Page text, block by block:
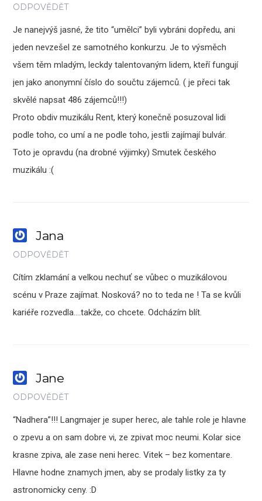
ODPOVĚDĚT
Je nanejvýš jasné, že tito “umělci” byli vybráni dopředu, ani
jeden nevzešel ze samotného konkurzu. Je to výsměch
všem těm mladým, leckdy talentovaným lidem, kteří fungují
jen jako anonymní číslo do součtu zájemců. ( je přeci tak
skvělé napsat 486 zájemců!!!)
Proto obdiv muzikálu Rent, který konečně posuzoval lidi
podle toho, co umí a ne podle toho, jestli zajímají bulvár.
Toto je opravdu (na drobné výjimky) Smutek českého
muzikálu :(
Jana
ODPOVĚDĚT
Cítím zklamání a velkou nechuť se vůbec o muzikálovou
scénu v Praze zajímat. Nosková? no to teda ne ! Ta se kvůli
kariéře rozvedla….takže, co chcete. Odcházím blít.
Jane
ODPOVĚDĚT
“Nadhera”!!! Langmajer je super herec, ale tahle role je hlavne
o zpevu a on sam dobre vi, ze zpivat moc neumi. Kolar sice
krasne zpiva, ale zase neni herec. Vitek – bez komentare.
Hlavne hodne znamych jmen, aby se prodaly listky za ty
astronomicky ceny. :D